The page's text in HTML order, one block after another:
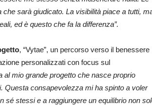
che sarà giudicato. La visibilità piace a tutti,
ed è questo che fa la differenza”.
, “Vytae”, un percorso verso il benessere
personalizzati con focus sul
al mio grande progetto che nasce proprio
Questa consapevolezza mi ha spinto a voler
sé stessi e a raggiungere un equilibrio non